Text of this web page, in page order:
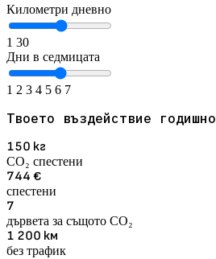
Километри дневно
1 30
Дни в седмицата
1 2 3 4 5 6 7
Твоето въздействие годишно
150 кг
CO₂ спестени
744 €
спестени
7
дървета за същото CO₂
1 200 км
без трафик